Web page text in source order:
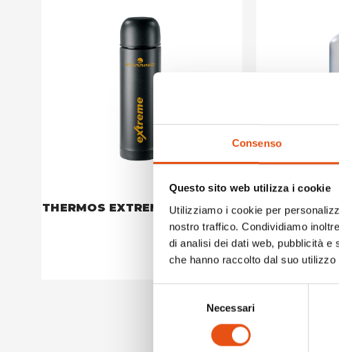
Consenso
Questo sito web utilizza i cookie
Utilizziamo i cookie per
nostro traffico. Condividiamo
di analisi dei dati web, pubblicità e
che hanno raccolto dal suo
Necessari
THERMOS EXTREME 1 LT. NERO
€61,90
BORRACCIA